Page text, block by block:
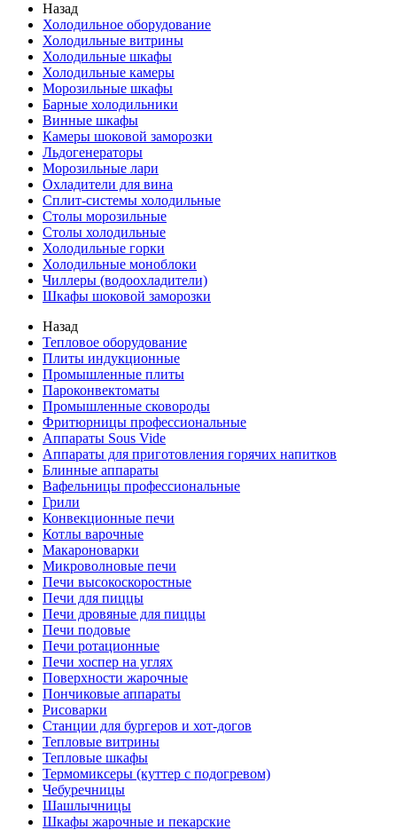
Назад
Холодильное оборудование
Холодильные витрины
Холодильные шкафы
Холодильные камеры
Морозильные шкафы
Барные холодильники
Винные шкафы
Камеры шоковой заморозки
Льдогенераторы
Морозильные лари
Охладители для вина
Сплит-системы холодильные
Столы морозильные
Столы холодильные
Холодильные горки
Холодильные моноблоки
Чиллеры (водоохладители)
Шкафы шоковой заморозки
Назад
Тепловое оборудование
Плиты индукционные
Промышленные плиты
Пароконвектоматы
Промышленные сковороды
Фритюрницы профессиональные
Аппараты Sous Vide
Аппараты для приготовления горячих напитков
Блинные аппараты
Вафельницы профессиональные
Грили
Конвекционные печи
Котлы варочные
Макароноварки
Микроволновые печи
Печи высокоскоростные
Печи для пиццы
Печи дровяные для пиццы
Печи подовые
Печи ротационные
Печи хоспер на углях
Поверхности жарочные
Пончиковые аппараты
Рисоварки
Станции для бургеров и хот-догов
Тепловые витрины
Тепловые шкафы
Термомиксеры (куттер с подогревом)
Чебуречницы
Шашлычницы
Шкафы жарочные и пекарские